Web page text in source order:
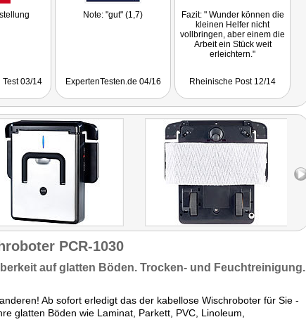
Test 03/14
Note: "gut" (1,7)
ExpertenTesten.de 04/16
Fazit: " Wunder können die
kleinen Helfer nicht
vollbringen, aber einem die
Arbeit ein Stück weit
erleichtern."
Rheinische Post 12/14
PCR-1030
auf glatten Böden. Trocken- und Feuchtreinigung.
Ab sofort erledigt das der kabellose Wischroboter für Sie -
glatten Böden wie Laminat, Parkett, PVC, Linoleum,